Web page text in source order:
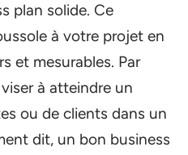
plan solide. Ce
à votre projet en
et mesurables. Par
à atteindre un
ou de clients dans un
dit, un bon business